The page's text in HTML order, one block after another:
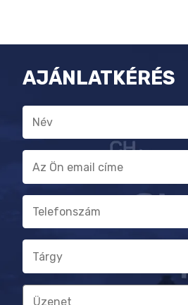
AJÁNLATKÉRÉS
Név
E-
mail
cím
Telefonszám
Tárgy
Üzenet